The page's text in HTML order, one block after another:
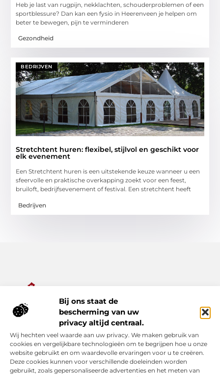
Bij ons staat de
bescherming van uw
privacy altijd centraal.
Wij hechten veel waarde aan uw privacy. We maken gebruik van
cookies en vergelijkbare technologieën om te begrijpen hoe u onze
website gebruikt en om waardevolle ervaringen voor u te creëren.
Deze cookies kunnen voor verschillende doeleinden worden
gebruikt, zoals gepersonaliseerde advertenties en het meten van
Heb je last van rugpijn, nekklachten, schouderproblemen of een
sportblessure? Dan kan een fysio in Heerenveen je helpen om
beter te bewegen, pijn te verminderen
Gezondheid
BEDRIJVEN
Stretchtent huren: flexibel, stijlvol en geschikt voor
elk evenement
Een Stretchtent huren is een uitstekende keuze wanneer u een
sfeervolle en praktische overkapping zoekt voor een feest,
bruiloft, bedrijfsevenement of festival. Een stretchtent heeft
Bedrijven
Alles wat je nodig hebt voor een rijker dagelijks leven.
Ontdek een diverse verzameling van blogs en artikelen die je
inspireren, informeren en verrijken – van praktische tips tot
bijzondere verhalen.
Bericht categorie